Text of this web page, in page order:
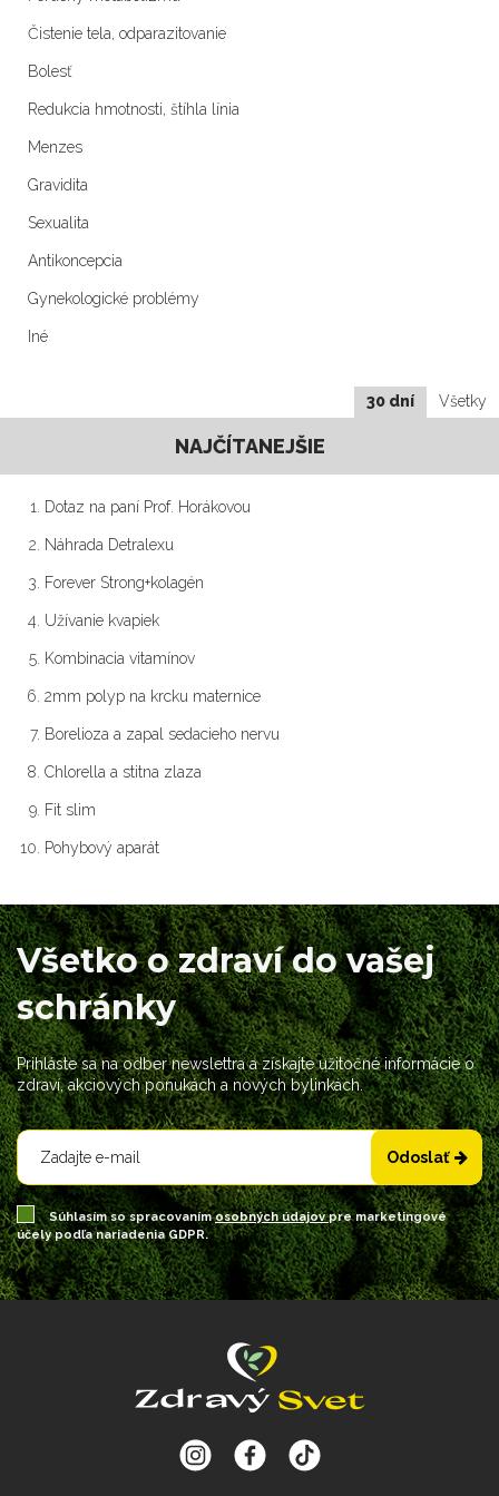
Čistenie tela, odparazitovanie
Bolesť
Redukcia hmotnosti, štíhla línia
Menzes
Gravidita
Sexualita
Antikoncepcia
Gynekologické problémy
Iné
30 dní Všetky
NAJČÍTANEJŠIE
Dotaz na paní Prof. Horákovou
Náhrada Detralexu
Forever Strong+kolagén
Užívanie kvapiek
Kombinacia vitamínov
2mm polyp na krcku maternice
Borelioza a zapal sedacieho nervu
Chlorella a stitna zlaza
Fit slim
Pohybový aparát
Všetko o zdraví do vašej
schránky
Prihláste sa na odber newslettra a získajte užitočné informácie o
zdraví, akciových ponukách a nových bylinkách.
Odoslať
Súhlasím so spracovanímosobných údajovpre marketingové
účely podľa nariadenia GDPR.